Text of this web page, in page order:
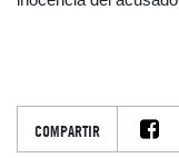
COMPARTIR